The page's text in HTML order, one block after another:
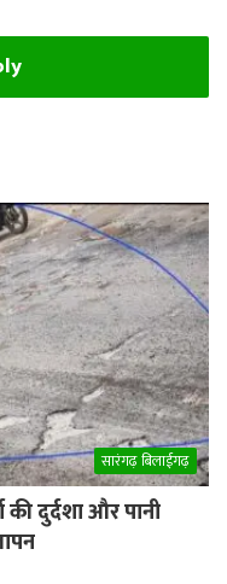
सारंगढ़ बिलाईगढ़
की दुर्दशा और पानी